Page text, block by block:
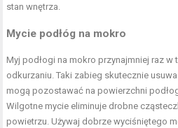
stan wnętrza.
Mycie podłóg na mokro
Myj podłogi na mokro przynajmniej raz w
odkurzaniu. Taki zabieg skutecznie usuwa
mogą pozostawać na powierzchni
Wilgotne mycie eliminuje drobne
powietrzu. Używaj dobrze wyciśniętego